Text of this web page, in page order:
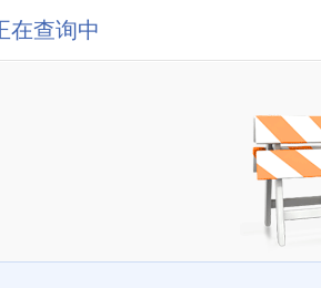
在查询中